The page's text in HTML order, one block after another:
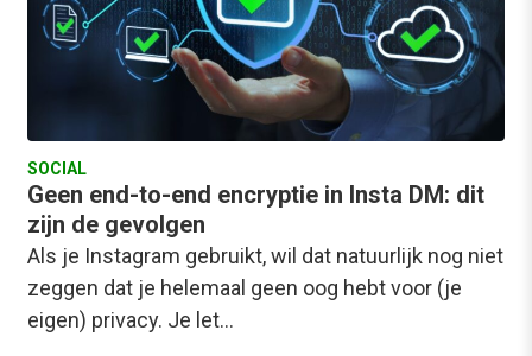
SOCIAL
Geen end-to-end encryptie in Insta DM: dit
zijn de gevolgen
Als je Instagram gebruikt, wil dat natuurlijk nog niet
zeggen dat je helemaal geen oog hebt voor (je
eigen) privacy. Je let…